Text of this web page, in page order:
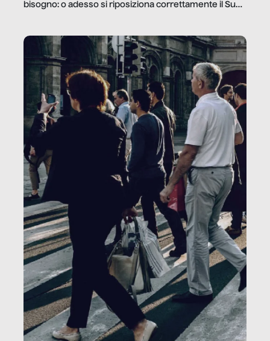
bisogno: o adesso si riposiziona correttamente il Sud